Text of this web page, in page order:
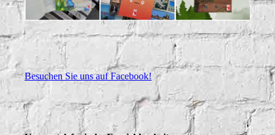
Besuchen Sie uns auf Facebook!